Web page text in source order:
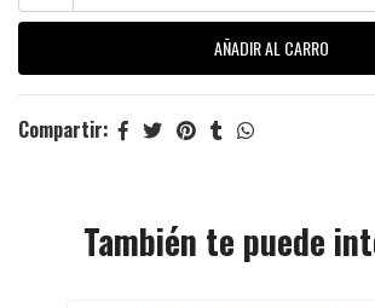
Compartir:
También te puede